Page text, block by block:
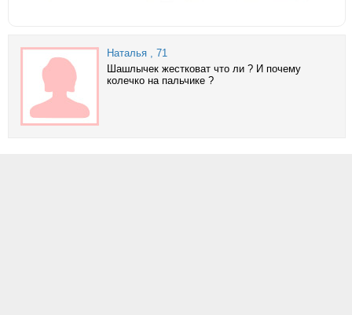
Наталья , 71
Шашлычек жестковат что ли ? И почему
колечко на пальчике ?